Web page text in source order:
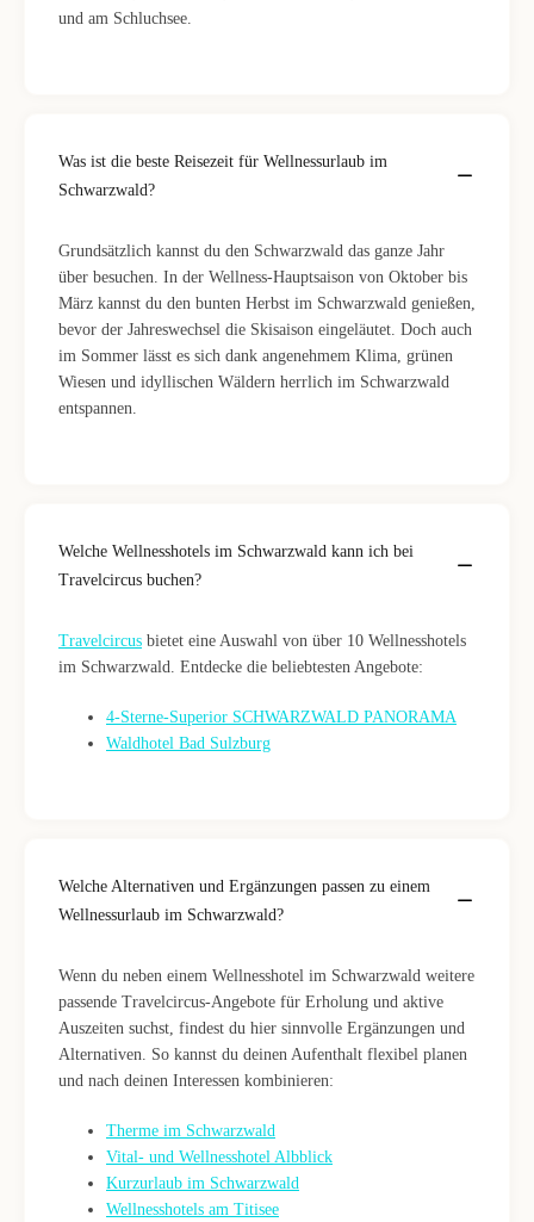
und am Schluchsee.
Was ist die beste Reisezeit für Wellnessurlaub im
Schwarzwald?
Grundsätzlich kannst du den Schwarzwald das ganze Jahr
über besuchen. In der Wellness-Hauptsaison von Oktober bis
März kannst du den bunten Herbst im Schwarzwald genießen,
bevor der Jahreswechsel die Skisaison eingeläutet. Doch auch
im Sommer lässt es sich dank angenehmem Klima, grünen
Wiesen und idyllischen Wäldern herrlich im Schwarzwald
entspannen.
Welche Wellnesshotels im Schwarzwald kann ich bei
Travelcircus buchen?
Travelcircus bietet eine Auswahl von über 10 Wellnesshotels
im Schwarzwald. Entdecke die beliebtesten Angebote:
4-Sterne-Superior SCHWARZWALD PANORAMA
Waldhotel Bad Sulzburg
Welche Alternativen und Ergänzungen passen zu einem
Wellnessurlaub im Schwarzwald?
Wenn du neben einem Wellnesshotel im Schwarzwald weitere
passende Travelcircus-Angebote für Erholung und aktive
Auszeiten suchst, findest du hier sinnvolle Ergänzungen und
Alternativen. So kannst du deinen Aufenthalt flexibel planen
und nach deinen Interessen kombinieren:
Therme im Schwarzwald
Vital- und Wellnesshotel Albblick
Kurzurlaub im Schwarzwald
Wellnesshotels am Titisee